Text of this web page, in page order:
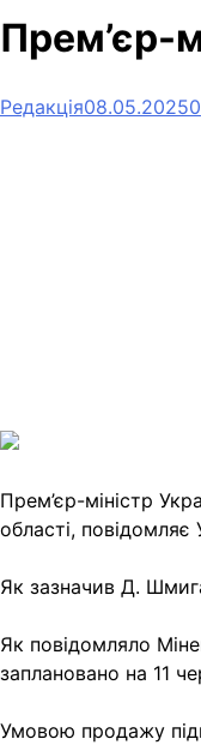
Прем’єр-
Редакція08.05.20250
Link
Print
Прем’єр-міністр
області,
Як зазначив Д.
Як повідомляло
заплановано на 11
Умовою продажу